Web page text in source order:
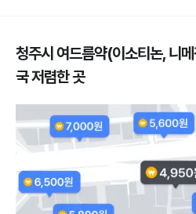
청주시 여드름약(이소티논, 니
국 저렴한 곳